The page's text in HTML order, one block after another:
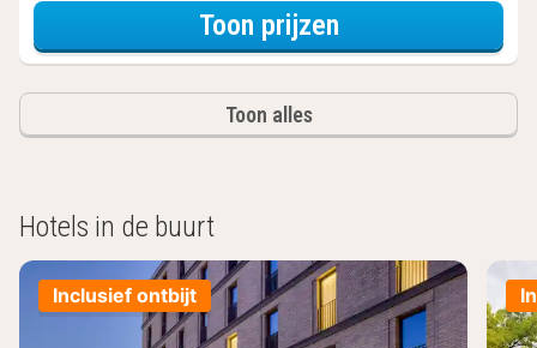
Toon prijzenvoor
Toon alles
Hotels in de buurt
Inclusief ontbijt